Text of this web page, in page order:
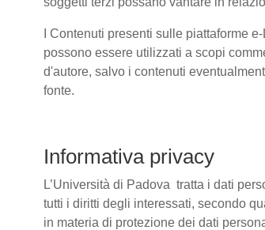
I Contenuti presenti sulle piattaforme
possono essere utilizzati a scopi
d'autore, salvo i contenuti
fonte.
Informativa privacy
L’Università di Padova tratta i dati
tutti i diritti degli interessati, secondo
in materia di protezione dei dati